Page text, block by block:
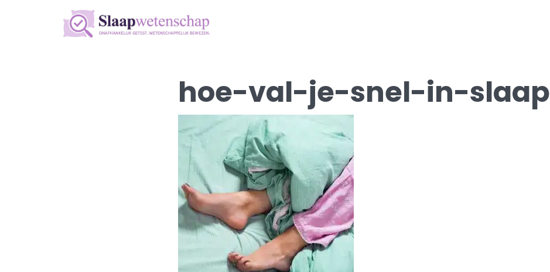
hoe-val-je-snel-in-slaap